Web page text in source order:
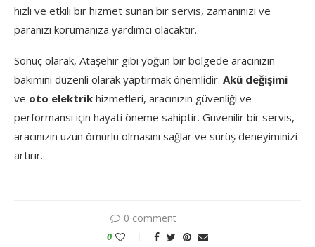
hızlı ve etkili bir hizmet sunan bir servis, zamanınızı ve
paranızı korumanıza yardımcı olacaktır.
Sonuç olarak, Ataşehir gibi yoğun bir bölgede aracınızın
bakımını düzenli olarak yaptırmak önemlidir. Akü değişimi
ve oto elektrik hizmetleri, aracınızın güvenliği ve
performansı için hayati öneme sahiptir. Güvenilir bir servis,
aracınızın uzun ömürlü olmasını sağlar ve sürüş deneyiminizi
artırır.
0 comment
0